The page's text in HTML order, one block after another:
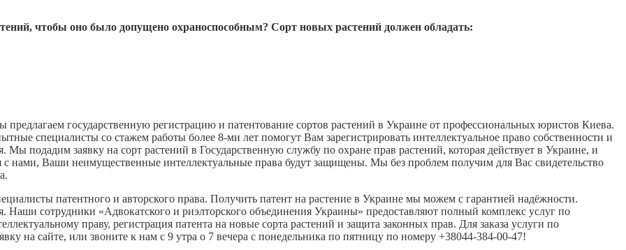
чтобы оно было допущено охраноспособным? Сорт новых растений должен обладать:
государственную регистрацию и патентование сортов растений в Украине от профессиональных юристов Киева.
специалисты со стажем работы более 8-ми лет помогут Вам зарегистрировать интеллектуальное право собственности и
подадим заявку на сорт растений в Государственную службу по охране прав растений, которая действует в Украине, и
с нами, Ваши неимущественные интеллектуальные права будут защищены. Мы без проблем получим для Вас свидетельство
патентного и авторского права. Получить патент на растение в Украине мы можем с гарантией надёжности.
Наши сотрудники «Адвокатского и риэлторского объединения Украины» предоставляют полный комплекс услуг по
праву, регистрация патента на новые сорта растений и защита законных прав. Для заказа услуги по
на сайте, или звоните к нам с 9 утра о 7 вечера с понедельника по пятницу по номеру +38044-384-00-47!